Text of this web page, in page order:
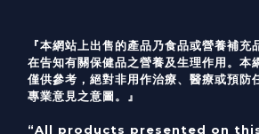
『本網站上出售的產品乃食品或營養補充
在告知有關保健品之營養及生理作用。本
僅供參考，絕對非用作治療、醫療或預防
專業意見之意圖。』
“All products presented on